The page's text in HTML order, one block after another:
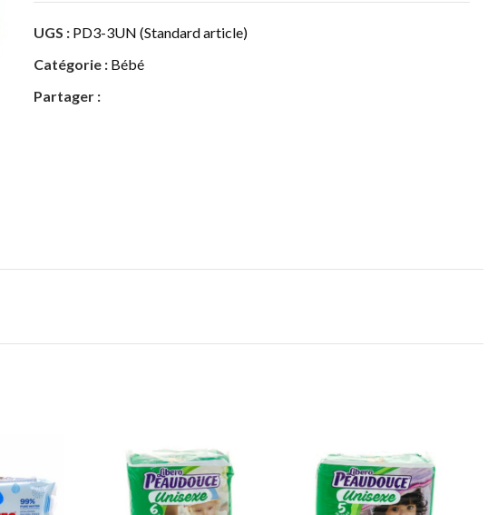
UGS : PD3-3UN (Standard article)
Catégorie : Bébé
Partager :